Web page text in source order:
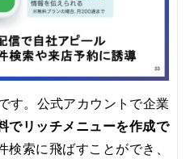
す。公式アカウントで企業
でリッチメニューを作成で
検索に飛ばすことができ、